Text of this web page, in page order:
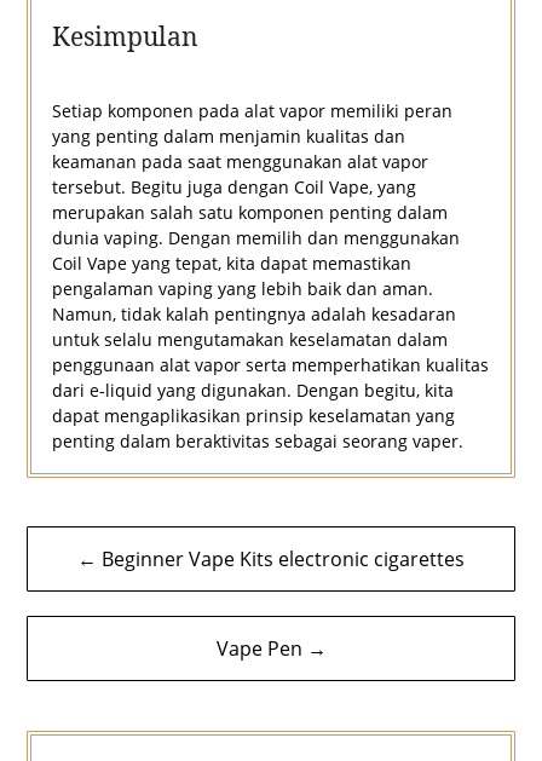
Kesimpulan
Setiap komponen pada alat vapor memiliki peran
yang penting dalam menjamin kualitas dan
keamanan pada saat menggunakan alat vapor
tersebut. Begitu juga dengan Coil Vape, yang
merupakan salah satu komponen penting dalam
dunia vaping. Dengan memilih dan menggunakan
Coil Vape yang tepat, kita dapat memastikan
pengalaman vaping yang lebih baik dan aman.
Namun, tidak kalah pentingnya adalah kesadaran
untuk selalu mengutamakan keselamatan dalam
penggunaan alat vapor serta memperhatikan kualitas
dari e-liquid yang digunakan. Dengan begitu, kita
dapat mengaplikasikan prinsip keselamatan yang
penting dalam beraktivitas sebagai seorang vaper.
Navigasi
kiriman
← Beginner Vape Kits electronic cigarettes
Vape Pen →